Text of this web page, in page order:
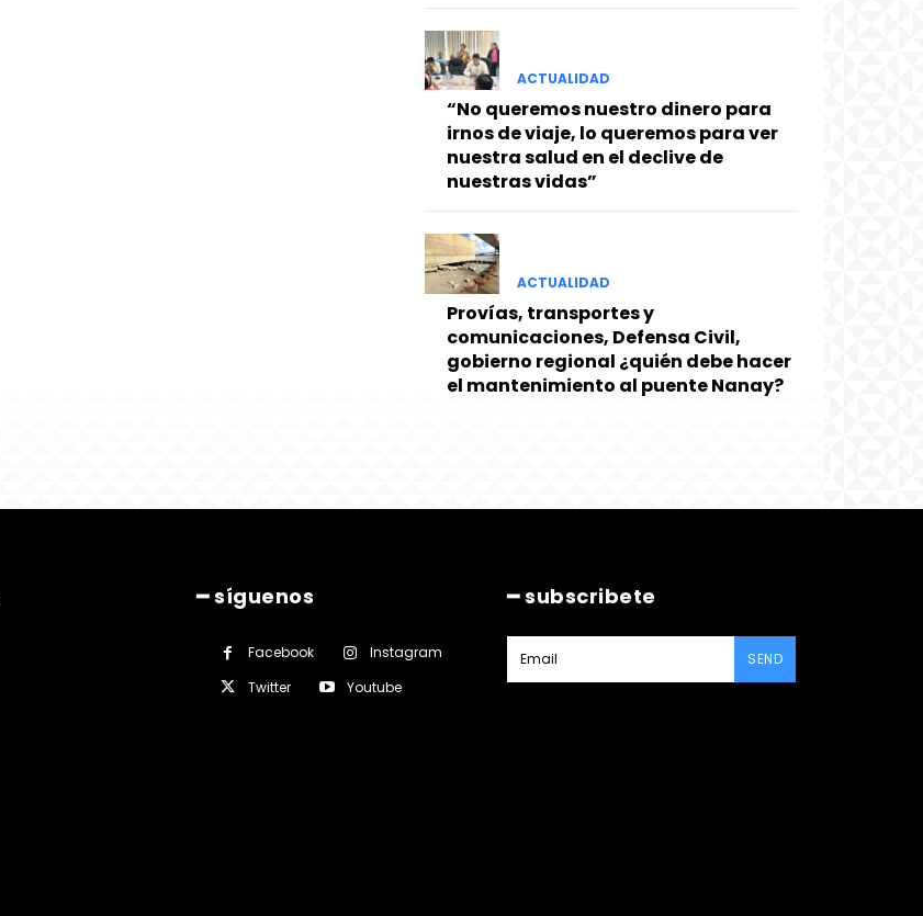
ACTUALIDAD
“No queremos nuestro dinero para
irnos de viaje, lo queremos para ver
nuestra salud en el declive de
nuestras vidas”
ACTUALIDAD
Provías, transportes y
comunicaciones, Defensa Civil,
gobierno regional ¿quién debe hacer
el mantenimiento al puente Nanay?
━ síguenos
Facebook
Instagram
Twitter
Youtube
━ subscribete
SEND